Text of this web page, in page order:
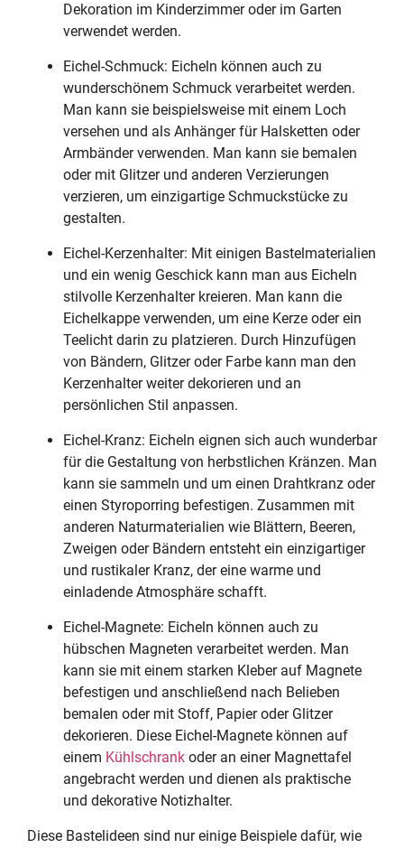
Dekoration im Kinderzimmer oder im Garten
verwendet werden.
Eichel-Schmuck: Eicheln können auch zu
wunderschönem Schmuck verarbeitet werden.
Man kann sie beispielsweise mit einem Loch
versehen und als Anhänger für Halsketten oder
Armbänder verwenden. Man kann sie bemalen
oder mit Glitzer und anderen Verzierungen
verzieren, um einzigartige Schmuckstücke zu
gestalten.
Eichel-Kerzenhalter: Mit einigen Bastelmaterialien
und ein wenig Geschick kann man aus Eicheln
stilvolle Kerzenhalter kreieren. Man kann die
Eichelkappe verwenden, um eine Kerze oder ein
Teelicht darin zu platzieren. Durch Hinzufügen
von Bändern, Glitzer oder Farbe kann man den
Kerzenhalter weiter dekorieren und an
persönlichen Stil anpassen.
Eichel-Kranz: Eicheln eignen sich auch wunderbar
für die Gestaltung von herbstlichen Kränzen. Man
kann sie sammeln und um einen Drahtkranz oder
einen Styroporring befestigen. Zusammen mit
anderen Naturmaterialien wie Blättern, Beeren,
Zweigen oder Bändern entsteht ein einzigartiger
und rustikaler Kranz, der eine warme und
einladende Atmosphäre schafft.
Eichel-Magnete: Eicheln können auch zu
hübschen Magneten verarbeitet werden. Man
kann sie mit einem starken Kleber auf Magnete
befestigen und anschließend nach Belieben
bemalen oder mit Stoff, Papier oder Glitzer
dekorieren. Diese Eichel-Magnete können auf
einem Kühlschrank oder an einer Magnettafel
angebracht werden und dienen als praktische
und dekorative Notizhalter.
Diese Bastelideen sind nur einige Beispiele dafür, wie